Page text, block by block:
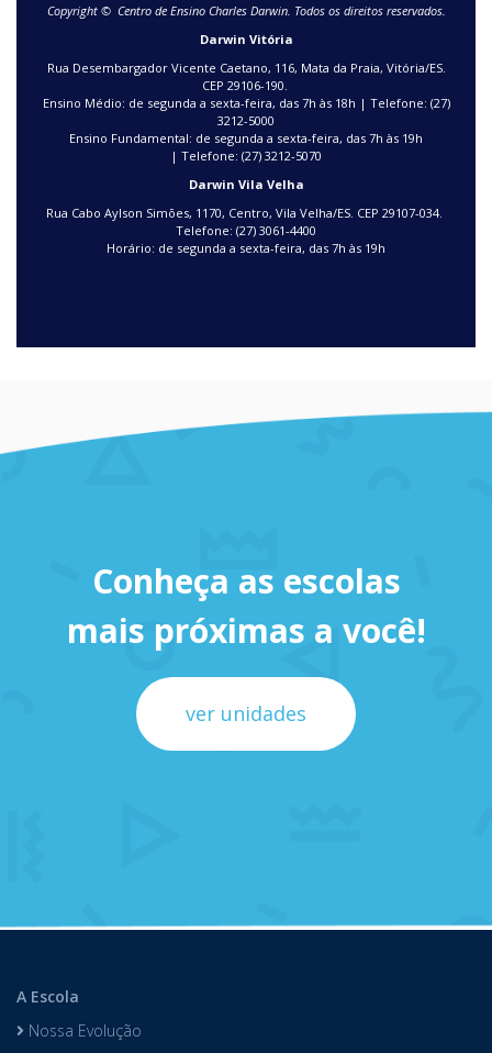
Copyright © Centro de Ensino Charles Darwin. Todos os direitos reservados.
Darwin Vitória
Rua Desembargador Vicente Caetano, 116, Mata da Praia, Vitória/ES.
CEP 29106-190.
Ensino Médio: de segunda a sexta-feira, das 7h às 18h | Telefone: (27)
3212-5000
Ensino Fundamental: de segunda a sexta-feira, das 7h às 19h
| Telefone: (27) 3212-5070
Darwin Vila Velha
Rua Cabo Aylson Simões, 1170, Centro, Vila Velha/ES. CEP 29107-034.
Telefone: (27) 3061-4400
Horário: de segunda a sexta-feira, das 7h às 19h
Conheça as escolas
mais próximas a você!
ver unidades
A Escola
Nossa Evolução